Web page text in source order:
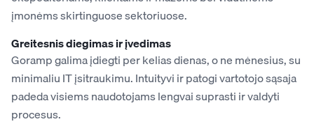
įmonėms skirtinguose sektoriuose.
Greitesnis diegimas ir įvedimas
Goramp galima įdiegti per kelias dienas, o ne mėnesius, su
minimaliu IT įsitraukimu. Intuityvi ir patogi vartotojo sąsaja
padeda visiems naudotojams lengvai suprasti ir valdyti
procesus.